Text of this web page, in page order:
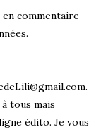
commentaire
tous mais
édito. Je vous